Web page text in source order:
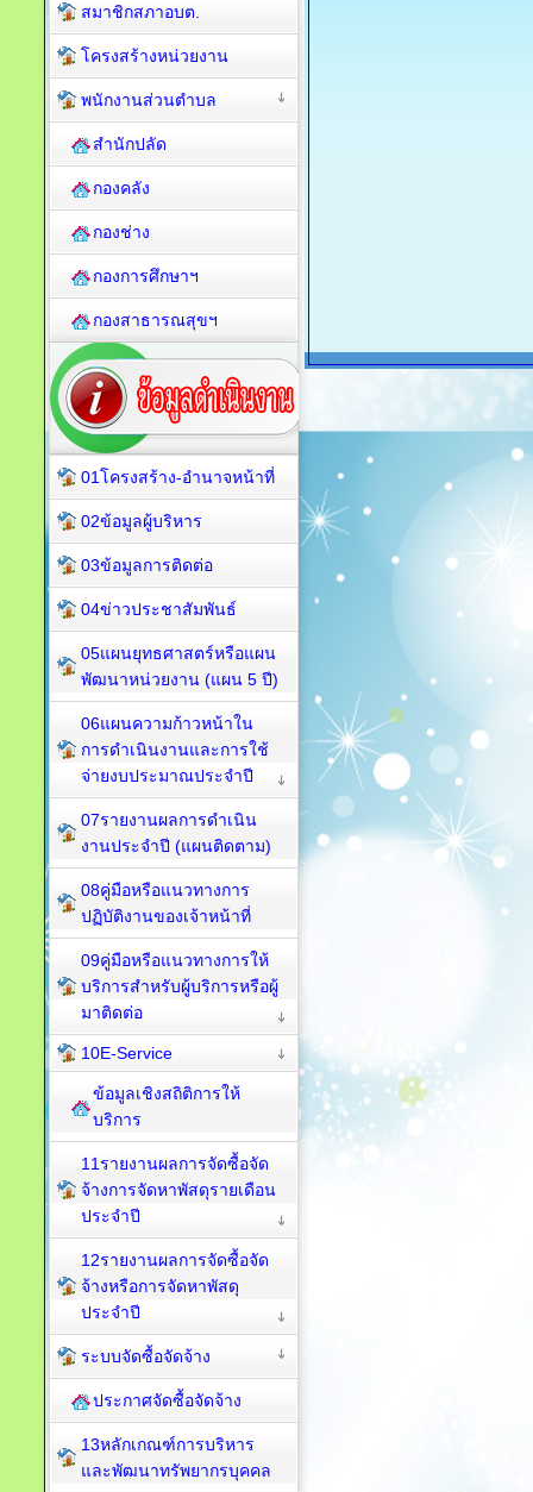
สมาชิกสภาอบต.
โครงสร้างหน่วยงาน
พนักงานส่วนตำบล
สำนักปลัด
กองคลัง
กองช่าง
กองการศึกษาฯ
กองสาธารณสุขฯ
01โครงสร้าง-อำนาจหน้าที่
02ข้อมูลผู้บริหาร
03ข้อมูลการติดต่อ
04ข่าวประชาสัมพันธ์
05แผนยุทธศาสตร์หรือแผน
พัฒนาหน่วยงาน (แผน 5 ปี)
06แผนความก้าวหน้าใน
การดำเนินงานและการใช้
จ่ายงบประมาณประจำปี
07รายงานผลการดำเนิน
งานประจำปี (แผนติดตาม)
08คู่มือหรือแนวทางการ
ปฏิบัติงานของเจ้าหน้าที่
09คู่มือหรือแนวทางการให้
บริการสำหรับผู้บริการหรือผู้
มาติดต่อ
10E-Service
ข้อมูลเชิงสถิติการให้
บริการ
11รายงานผลการจัดซื้อจัด
จ้างการจัดหาพัสดุรายเดือน
ประจำปี
12รายงานผลการจัดซื้อจัด
จ้างหรือการจัดหาพัสดุ
ประจำปี
ระบบจัดซื้อจัดจ้าง
ประกาศจัดซื้อจัดจ้าง
13หลักเกณฑ์การบริหาร
และพัฒนาทรัพยากรบุคคล